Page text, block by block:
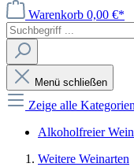
Warenkorb 0,00 €*
Menü schließen
Zeige alle Kategorien
Alkoholfreier
Weitere Weinarten